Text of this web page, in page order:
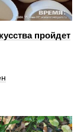
пройдет